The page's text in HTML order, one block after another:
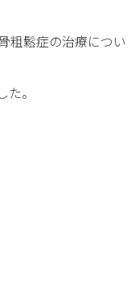
粗鬆症の治療につい
。